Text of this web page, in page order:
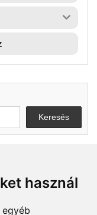
használ
Keresés